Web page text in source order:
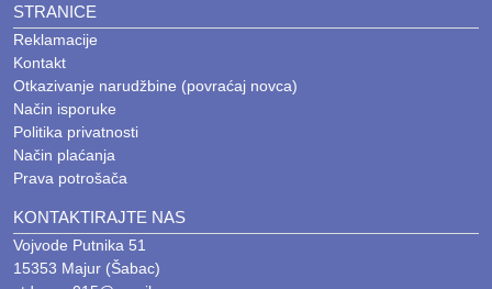
STRANICE
Reklamacije
Kontakt
Otkazivanje narudžbine (povraćaj novca)
Način isporuke
Politika privatnosti
Način plaćanja
Prava potrošača
KONTAKTIRAJTE NAS
Vojvode Putnika 51
15353 Majur (Šabac)